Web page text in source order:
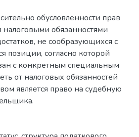
обусловленности прав
обязанностями
не сообразующихся с
позиции, согласно которой
с конкретным специальным
от налоговых обязанностей
является право на судебную